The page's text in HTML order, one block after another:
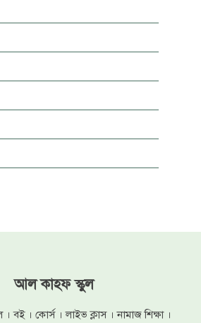
আল কাহফ স্কুল
। বই । কোর্স । লাইভ ক্লাস । নামাজ শিক্ষা ।